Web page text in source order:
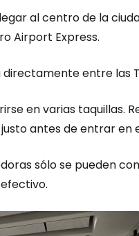
al centro de la
Airport Express.
entre las
en varias taquillas.
antes de entrar en
sólo se pueden